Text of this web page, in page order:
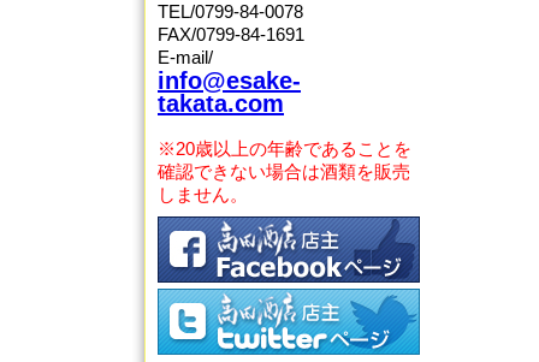
TEL/0799-84-0078
FAX/0799-84-1691
E-mail/
info@esake-
takata.com
※20歳以上の年齢であることを
確認できない場合は酒類を販売
しません。